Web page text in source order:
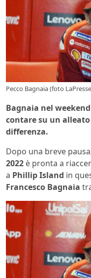
Pecco Bagnaia (foto
Bagnaia nel
contare su un
differenza.
Dopo una breve
2022 è pronta a
a Phillip Island in
Francesco Bagnaia